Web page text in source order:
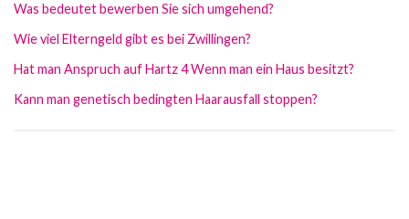
Was bedeutet bewerben Sie sich umgehend?
Wie viel Elterngeld gibt es bei Zwillingen?
Hat man Anspruch auf Hartz 4 Wenn man ein Haus besitzt?
Kann man genetisch bedingten Haarausfall stoppen?